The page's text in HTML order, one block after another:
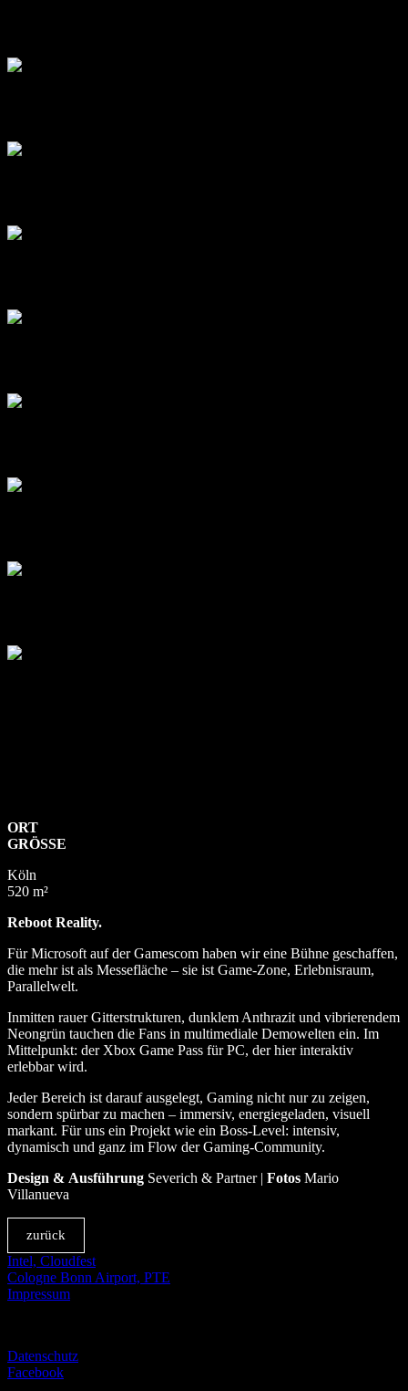
ORT
GRÖSSE
Köln
520 m²
Reboot Reality.
Für Microsoft auf der Gamescom haben wir eine Bühne geschaffen,
die mehr ist als Messefläche – sie ist Game-Zone, Erlebnisraum,
Parallelwelt.
Inmitten rauer Gitterstrukturen, dunklem Anthrazit und vibrierendem
Neongrün tauchen die Fans in multimediale Demowelten ein. Im
Mittelpunkt: der Xbox Game Pass für PC, der hier interaktiv
erlebbar wird.
Jeder Bereich ist darauf ausgelegt, Gaming nicht nur zu zeigen,
sondern spürbar zu machen – immersiv, energiegeladen, visuell
markant. Für uns ein Projekt wie ein Boss-Level: intensiv,
dynamisch und ganz im Flow der Gaming-Community.
Design & Ausführung Severich & Partner | Fotos Mario
Villanueva
zurück
Intel, Cloudfest
Cologne Bonn Airport, PTE
Impressum
Datenschutz
Facebook